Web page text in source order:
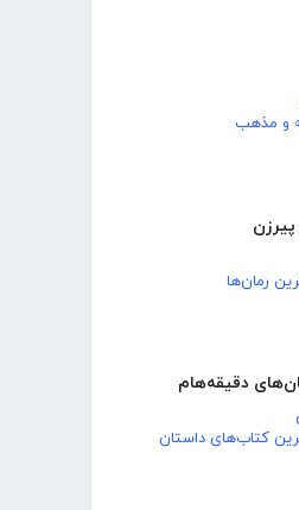
و مذهب
رمان‌ها
دقیقه‌هام
کتاب‌های داستان